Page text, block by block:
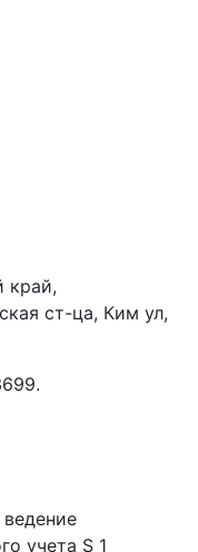
край,
ст-ца, Ким ул,
.
учета S 1